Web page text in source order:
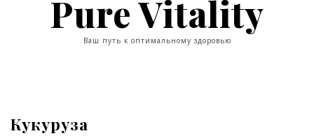
Pure Vitality
Ваш путь к оптимальному здоровью
Кукуруза